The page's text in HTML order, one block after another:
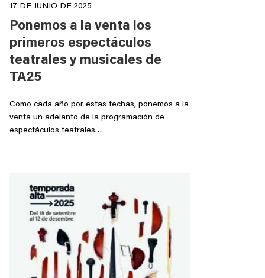
17 DE JUNIO DE 2025
Ponemos a la venta los
primeros espectáculos
teatrales y musicales de
TA25
Como cada año por estas fechas, ponemos a la
venta un adelanto de la programación de
espectáculos teatrales…